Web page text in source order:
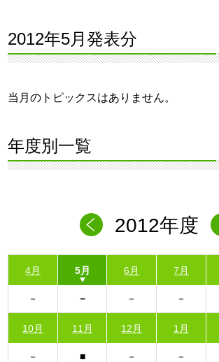
2012年5月発表分
当月のトピックスはありません。
年度別一覧
2012年度
4月 5月 6月 7月
10月 11月 12月 1月